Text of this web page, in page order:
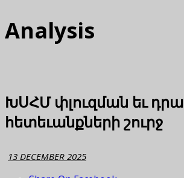
Analysis
ԽՍՀՄ փլուզման եւ դրա
հետեւանքների շուրջ
13 DECEMBER 2025